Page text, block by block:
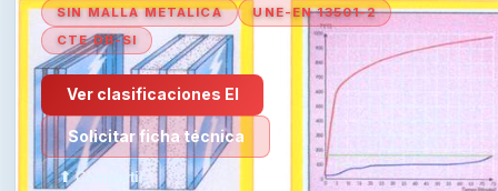
SIN MALLA METALICA
UNE-EN 13501-2
CTE DB-SI
Ver clasificaciones EI
Solicitar ficha técnica
⬆ Compartir